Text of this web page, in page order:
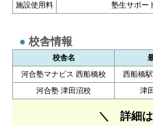
施設使用料
塾生サポー
校舎情報
校舎名
河合塾マナビス 西船橋校
西船橋
河合塾 津田沼校
津
詳細